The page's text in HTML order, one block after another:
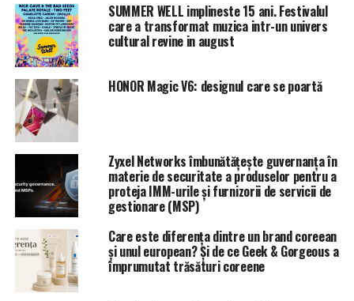
UP NEXT
Panică maximă! S-a descoperit otravă în țigările
electronice! Nu cumpărați de la ei! | DoljAZI
DON'T MISS
Gala Capital Companii de Elită: “Liderul pieţei de
telecom” | DoljAZI
SUMMER WELL implineste 15 ani. Festivalul
care a transformat muzica intr-un univers
cultural revine in august
HONOR Magic V6: designul care se poartă
Zyxel Networks îmbunătățește guvernanța în
materie de securitate a produselor pentru a
proteja IMM-urile și furnizorii de servicii de
gestionare (MSP)
Care este diferența dintre un brand coreean
și unul european? Și de ce Geek & Gorgeous a
împrumutat trăsături coreene